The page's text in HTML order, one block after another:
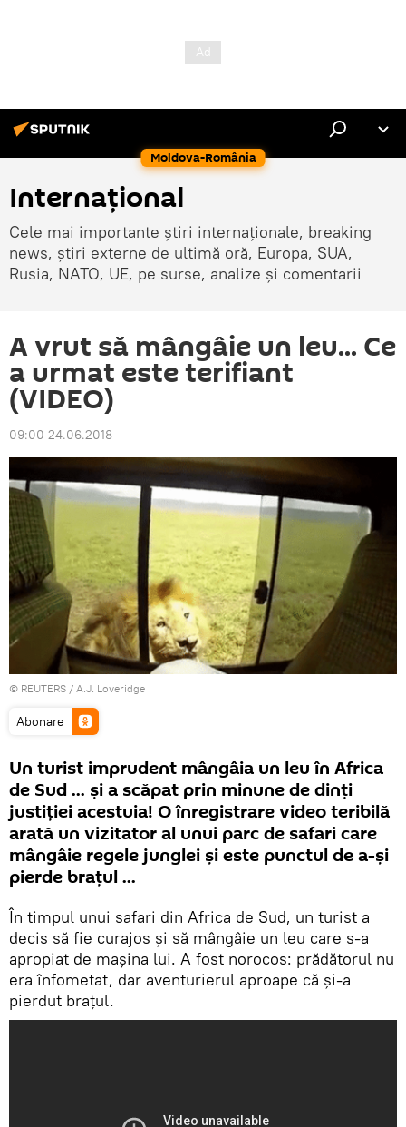
Moldova-România
Internaţional
Cele mai importante știri internaționale, breaking
news, știri externe de ultimă oră, Europa, SUA,
Rusia, NATO, UE, pe surse, analize și comentarii
A vrut să mângâie un leu... Ce
a urmat este terifiant
(VIDEO)
09:00 24.06.2018
© REUTERS / A.J. Loveridge
Abonare
Un turist imprudent mângâia un leu în Africa
de Sud ... și a scăpat prin minune de dinți
justiției acestuia! O înregistrare video teribilă
arată un vizitator al unui parc de safari care
mângâie regele junglei și este punctul de a-și
pierde brațul ...
În timpul unui safari din Africa de Sud, un turist a
decis să fie curajos și să mângâie un leu care s-a
apropiat de mașina lui. A fost norocos: prădătorul nu
era înfometat, dar aventurierul aproape că și-a
pierdut brațul.